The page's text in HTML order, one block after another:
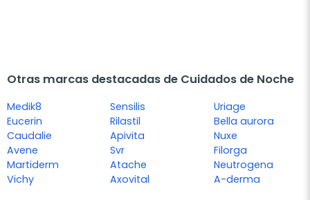
Otras marcas destacadas de Cuidados de Noche
Medik8
Eucerin
Caudalie
Avene
Martiderm
Vichy
Sensilis
Rilastil
Apivita
Svr
Atache
Axovital
Uriage
Bella aurora
Nuxe
Filorga
Neutrogena
A-derma